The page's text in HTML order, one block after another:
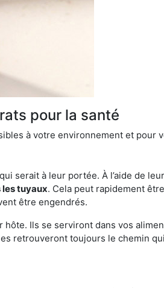
pour la santé
à votre environnement et pour
serait à leur portée. À l’aide de
les tuyaux. Cela peut rapidement
être engendrés.
hôte. Ils se serviront dans vos
retrouveront toujours le chemin